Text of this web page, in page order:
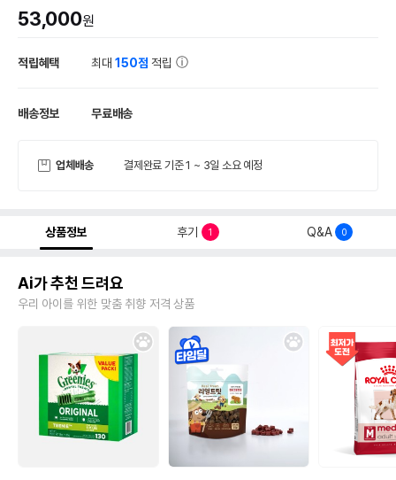
53,000원
적립혜택 최대150점 적립
배송정보 무료배송
업체배송 결제완료 기준 1 ~ 3일 소요 예정
상품정보 후기 1 Q&A 0
Ai가 추천 드려요
우리 아이를 위한 맞춤 취향 저격 상품